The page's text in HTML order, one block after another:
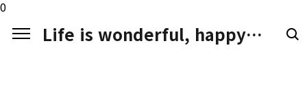
0
본문 바로가기
Life is wonderful, happy. LIFE LOGGER